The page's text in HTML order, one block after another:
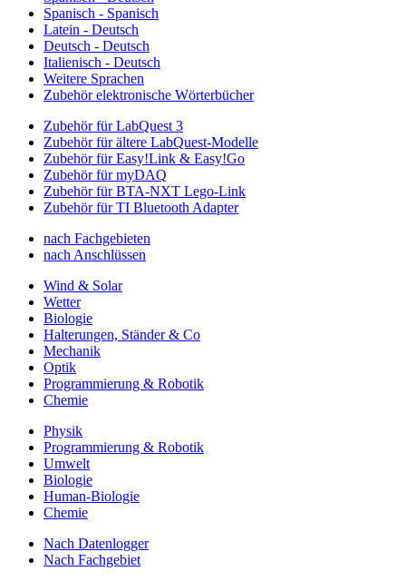
Spanisch - Spanisch
Latein - Deutsch
Deutsch - Deutsch
Italienisch - Deutsch
Weitere Sprachen
Zubehör elektronische Wörterbücher
Zubehör für LabQuest 3
Zubehör für ältere LabQuest-Modelle
Zubehör für Easy!Link & Easy!Go
Zubehör für myDAQ
Zubehör für BTA-NXT Lego-Link
Zubehör für TI Bluetooth Adapter
nach Fachgebieten
nach Anschlüssen
Wind & Solar
Wetter
Biologie
Halterungen, Ständer & Co
Mechanik
Optik
Programmierung & Robotik
Chemie
Physik
Programmierung & Robotik
Umwelt
Biologie
Human-Biologie
Chemie
Nach Datenlogger
Nach Fachgebiet